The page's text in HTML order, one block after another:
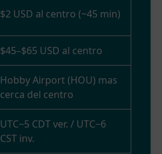
$2 USD al centro (~45 min)
$45–$65 USD al centro
Hobby Airport (HOU) mas
cerca del centro
UTC−5 CDT ver. / UTC−6
CST inv.